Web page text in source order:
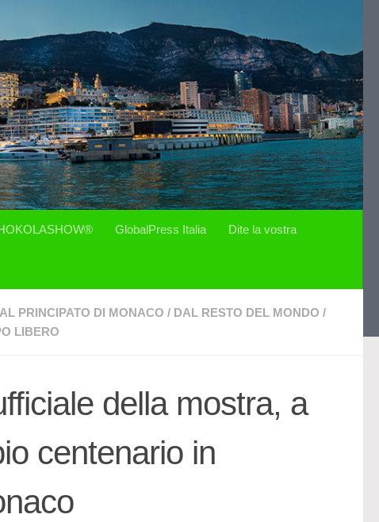
GlobalPress Italia Dite la vostra
PRINCIPATO DI MONACO / DAL RESTO DEL MONDO /
LIBERO
della mostra, a
centenario in